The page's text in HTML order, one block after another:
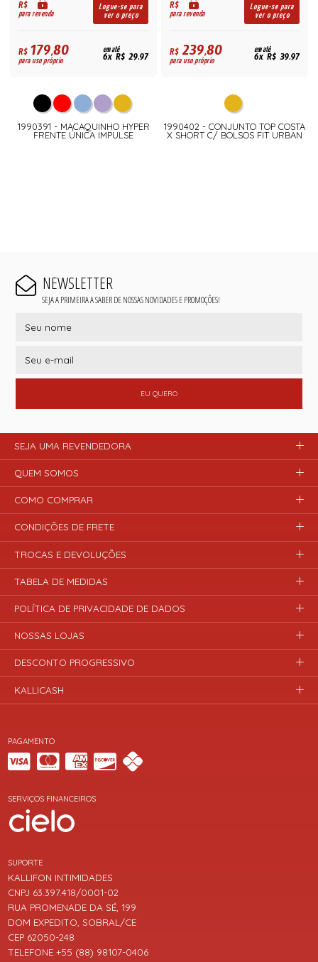
R$
para revenda
Logue-se para
ver o preço
R$179,80
para uso próprio
em até
6x R$ 29,97
1990391 - MACAQUINHO HYPER
FRENTE ÚNICA IMPULSE
R$
para revenda
Logue-se para
ver o preço
R$239,80
para uso próprio
em até
6x R$ 39,97
1990402 - CONJUNTO TOP COSTA
X SHORT C/ BOLSOS FIT URBAN
NEWSLETTER
SEJA A PRIMEIRA A SABER DE NOSSAS NOVIDADES E PROMOÇÕES!
EU QUERO
PAGAMENTO
SERVIÇOS FINANCEIROS
SUPORTE
KALLIFON INTIMIDADES
CNPJ 63.397.418/0001-02
RUA PROMENADE DA SÉ, 199
DOM EXPEDITO, SOBRAL/CE
CEP 62050-248
TELEFONE +55 (88) 98107-0406
SEJA UMA REVENDEDORA
QUEM SOMOS
COMO COMPRAR
CONDIÇÕES DE FRETE
TROCAS E DEVOLUÇÕES
TABELA DE MEDIDAS
POLÍTICA DE PRIVACIDADE DE DADOS
NOSSAS LOJAS
DESCONTO PROGRESSIVO
KALLICASH